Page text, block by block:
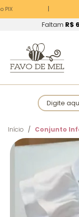
PIX
Faltam R$
Digite
Início Conjunto